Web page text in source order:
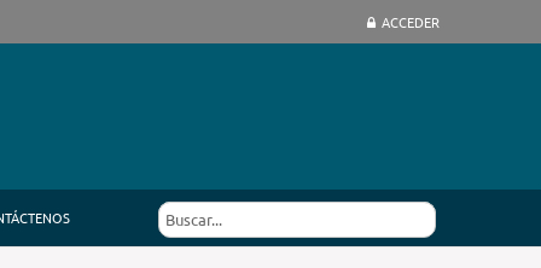
ACCEDER